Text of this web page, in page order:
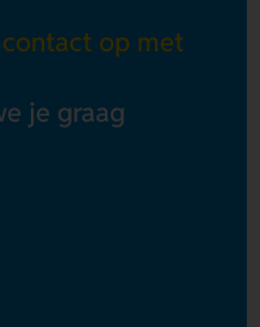
op met
je graag